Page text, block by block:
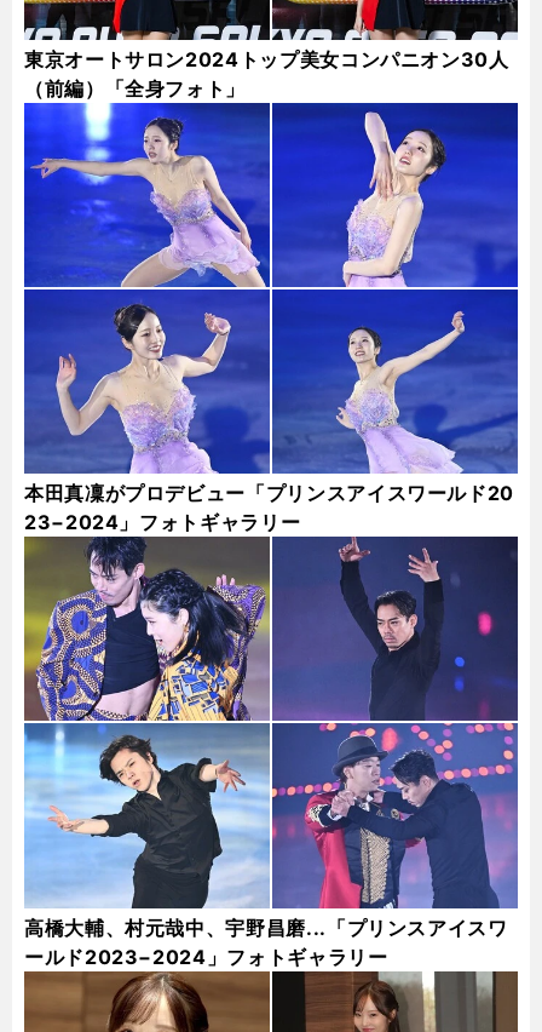
東京オートサロン2024トップ美女コンパニオン30人
（前編）「全身フォト」
本田真凜がプロデビュー「プリンスアイスワールド20
23−2024」フォトギャラリー
高橋大輔、村元哉中、宇野昌磨...「プリンスアイスワ
ールド2023−2024」フォトギャラリー